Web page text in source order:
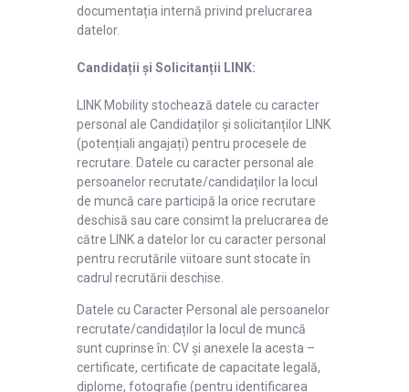
documentația internă privind prelucrarea
datelor.
Candidații și Solicitanții LINK:
LINK Mobility stochează datele cu caracter
personal ale Candidaților și solicitanților LINK
(potențiali angajați) pentru procesele de
recrutare. Datele cu caracter personal ale
persoanelor recrutate/candidaților la locul
de muncă care participă la orice recrutare
deschisă sau care consimt la prelucrarea de
către LINK a datelor lor cu caracter personal
pentru recrutările viitoare sunt stocate în
cadrul recrutării deschise.
Datele cu Caracter Personal ale persoanelor
recrutate/candidaților la locul de muncă
sunt cuprinse în: CV și anexele la acesta –
certificate, certificate de capacitate legală,
diplome, fotografie (pentru identificarea